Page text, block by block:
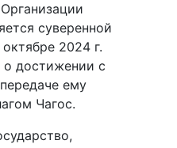
суверенной
2024 г.
о достижении с
ему
Чагос.